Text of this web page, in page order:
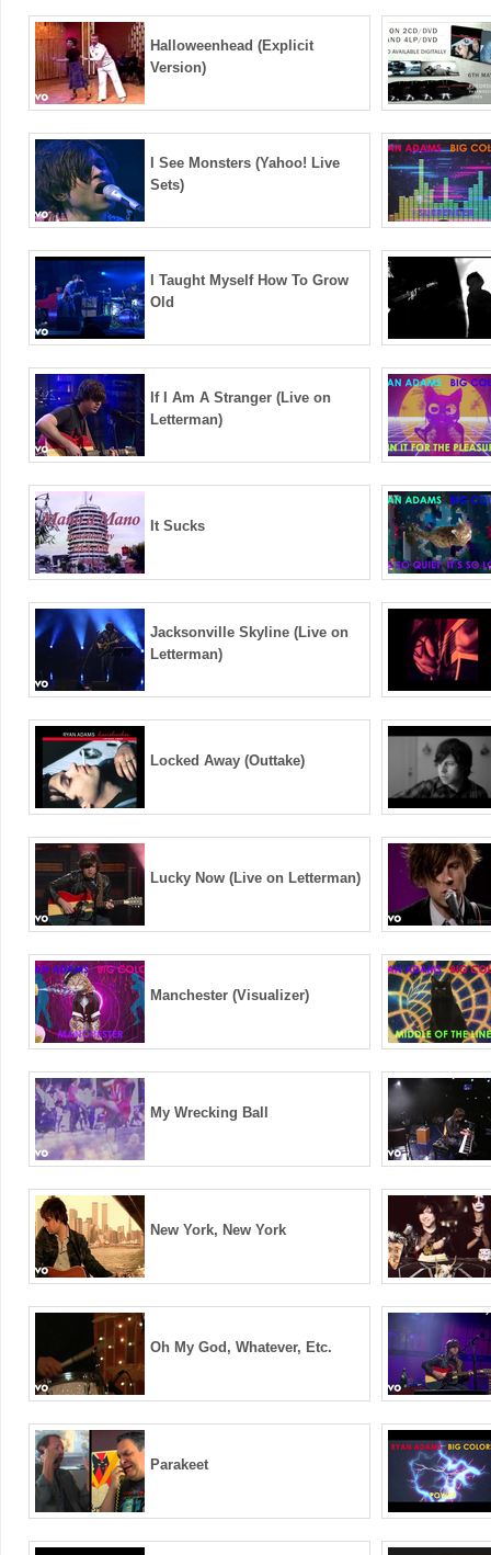
Halloweenhead (Explicit
Version)
I See Monsters (Yahoo! Live
Sets)
I Taught Myself How To Grow
Old
If I Am A Stranger (Live on
Letterman)
It Sucks
Jacksonville Skyline (Live on
Letterman)
Locked Away (Outtake)
Lucky Now (Live on Letterman)
Manchester (Visualizer)
My Wrecking Ball
New York, New York
Oh My God, Whatever, Etc.
Parakeet